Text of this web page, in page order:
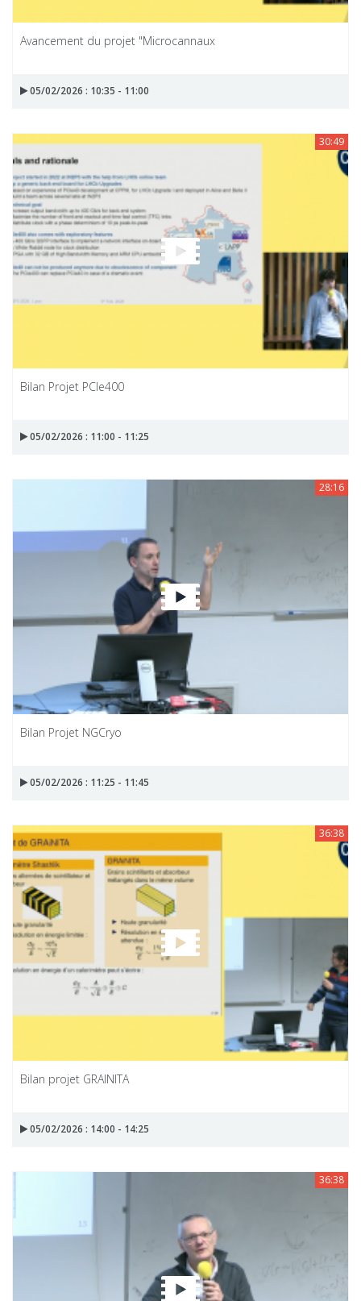
Avancement du projet "Microcannaux
05/02/2026 : 10:35 - 11:00
30:49
Bilan Projet PCIe400
05/02/2026 : 11:00 - 11:25
28:16
Bilan Projet NGCryo
05/02/2026 : 11:25 - 11:45
36:38
Bilan projet GRAINITA
05/02/2026 : 14:00 - 14:25
36:38